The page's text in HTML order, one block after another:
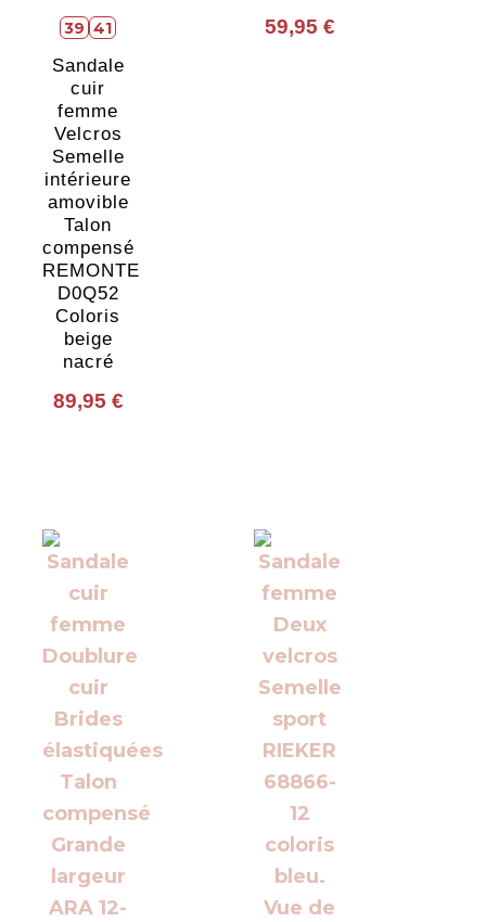
39 41
Sandale
cuir
femme
Velcros
Semelle
intérieure
amovible
Talon
compensé
REMONTE
D0Q52
Coloris
beige
nacré
89,95 €
59,95 €